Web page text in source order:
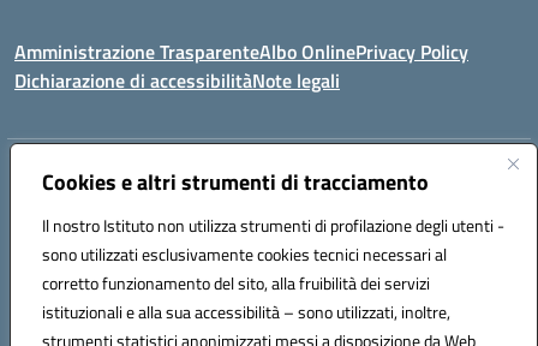
Cookies e altri strumenti di tracciamento
Il nostro Istituto non utilizza strumenti di profilazione degli utenti -
sono utilizzati esclusivamente cookies tecnici necessari al
corretto funzionamento del sito, alla fruibilità dei servizi
istituzionali e alla sua accessibilità – sono utilizzati, inoltre,
strumenti statistici anonimizzati messi a disposizione da Web
Amministrazione TrasparenteAlbo OnlinePrivacy Policy
Dichiarazione di accessibilitàNote legali
Indirizzo:Via Coniugi Crigna – Cap. 89861 – Tropea (VV)
Posta elettronica certificata (PEC):vvic82200d@pec.istruzione.it
Codice fiscale: 96012410799
Codice meccanografico:VVIC82200D
Codice Indice delle Pubbliche Amministrazioni (IPA): istsc_vvic82200d